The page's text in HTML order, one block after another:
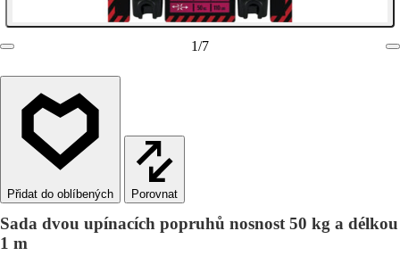
1/7
Porovnat
Sada dvou upínacích popruhů nosnost 50 kg a délkou
1 m